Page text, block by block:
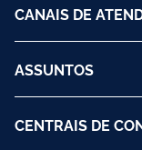
CANAIS DE
ASSUNTOS
CENTRAIS DE